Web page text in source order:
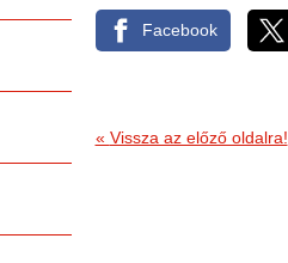
Facebook
« Vissza az előző oldalra!